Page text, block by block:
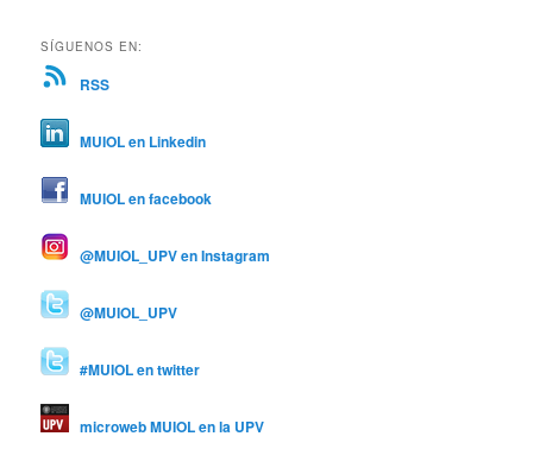
SÍGUENOS EN:
RSS
MUIOL en Linkedin
MUIOL en facebook
@MUIOL_UPV en Instagram
@MUIOL_UPV
#MUIOL en twitter
microweb MUIOL en la UPV